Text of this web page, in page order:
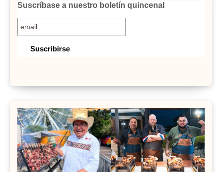
Suscríbase a nuestro boletín quincenal